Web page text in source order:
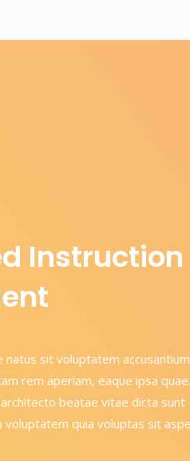
Instruction
natus sit voluptatem accusantium
rem aperiam, eaque ipsa
beatae vitae dicta sunt
voluptatem quia voluptas sit